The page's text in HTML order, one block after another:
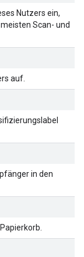
Nutzers ein,
meisten Scan- und
auf.
in den